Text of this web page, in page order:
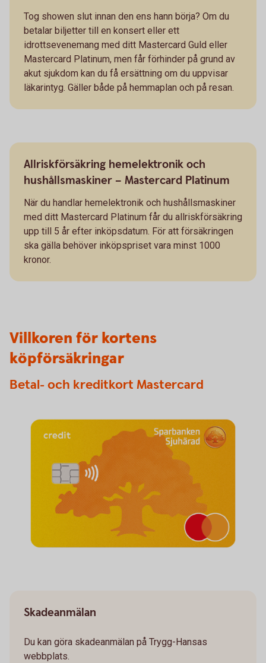
Tog showen slut innan den ens hann börja? Om du
betalar biljetter till en konsert eller ett
idrottsevenemang med ditt Mastercard Guld eller
Mastercard Platinum, men får förhinder på grund av
akut sjukdom kan du få ersättning om du uppvisar
läkarintyg. Gäller både på hemmaplan och på resan.
Allriskförsäkring hemelektronik och
hushållsmaskiner – Mastercard Platinum
När du handlar hemelektronik och hushållsmaskiner
med ditt Mastercard Platinum får du allriskförsäkring
upp till 5 år efter inköpsdatum. För att försäkringen
ska gälla behöver inköpspriset vara minst 1000
kronor.
Villkoren för kortens
köpförsäkringar
Betal- och kreditkort Mastercard
Skadeanmälan
Du kan göra skadeanmälan på Trygg-Hansas
webbplats.